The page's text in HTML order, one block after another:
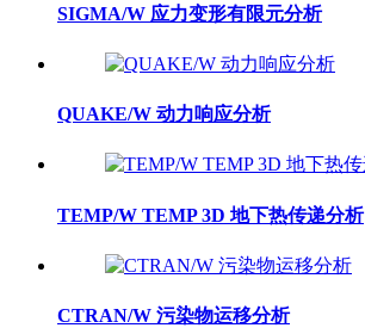
SIGMA/W 应力变形有限元分析
QUAKE/W 动力响应分析
TEMP/W TEMP 3D 地下热传递分析
CTRAN/W 污染物运移分析